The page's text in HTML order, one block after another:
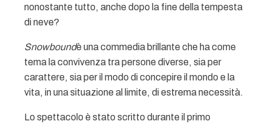
nonostante tutto, anche dopo la fine della tempesta
di neve?
Snowboundè una commedia brillante che ha come
tema la convivenza tra persone diverse, sia per
carattere, sia per il modo di concepire il mondo e la
vita, in una situazione al limite, di estrema necessità.
Lo spettacolo è stato scritto durante il primo